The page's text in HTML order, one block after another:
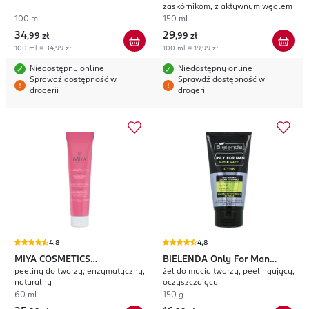
100 ml
34,99 zł
100 ml = 34,99 zł
Niedostępny online
Sprawdź dostępność w
drogerii
zaskórnikom, z aktywnym węglem
150 ml
29,99 zł
100 ml = 19,99 zł
Niedostępny online
Sprawdź dostępność w
drogerii
4,8
MIYA COSMETICS
myBEAUTYpeeling
peeling do twarzy, enzymatyczny,
naturalny
60 ml
4,8
BIELENDA Only For Man
Super Matt
żel do mycia twarzy, peelingujący,
oczyszczający
150 g